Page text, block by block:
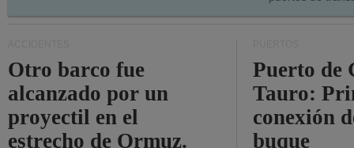
Otro barco fue
alcanzado por un
proyectil en el
estrecho de Ormuz.
Puerto de
Tauro:
conexión
buque